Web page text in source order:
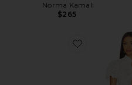
Norma Kamali
$265